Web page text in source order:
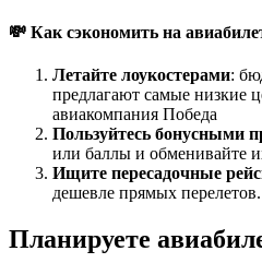
💸 Как сэкономить на
Летайте лоукостерами:
предлагают самые низкие
авиакомпания Победа
Пользуйтесь бонусными
или баллы и обменивайте
Ищите пересадочные
дешевле прямых перелетов.
Планируете